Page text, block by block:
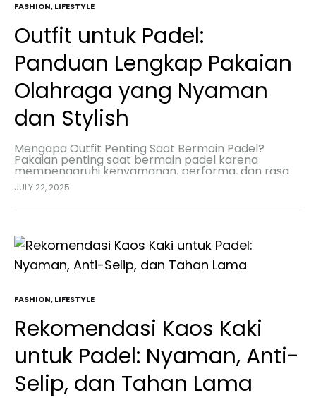
FASHION,LIFESTYLE
Outfit untuk Padel:
Panduan Lengkap Pakaian
Olahraga yang Nyaman
dan Stylish
Mengapa Outfit Penting Saat Bermain Padel?
Pakaian penting saat bermain padel karena
mempengaruhi kenyamanan, performa, dan rasa
percaya diri. Pakaian yang tepat memungkinkan
pergerakan bebas, menyerap keringat, dan
menjaga suhu…
JULY 22, 2025
FASHION,LIFESTYLE
Rekomendasi Kaos Kaki
untuk Padel: Nyaman, Anti-
Selip, dan Tahan Lama